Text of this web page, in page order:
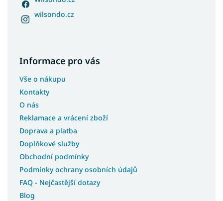
wilsondo.cz
Informace pro vás
Vše o nákupu
Kontakty
O nás
Reklamace a vrácení zboží
Doprava a platba
Doplňkové služby
Obchodní podmínky
Podmínky ochrany osobních údajů
FAQ - Nejčastější dotazy
Blog